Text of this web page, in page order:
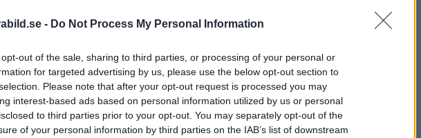
- Do Not Process My Personal Information
out of the sale, sharing to third parties, or processing of your personal or
for targeted advertising by us, please use the below opt-out section to
Please note that after your opt-out request is processed you may
interest-based ads based on personal information utilized by us or personal
to third parties prior to your opt-out. You may separately opt-out of the
of your personal information by third parties on the IAB’s list of downstream